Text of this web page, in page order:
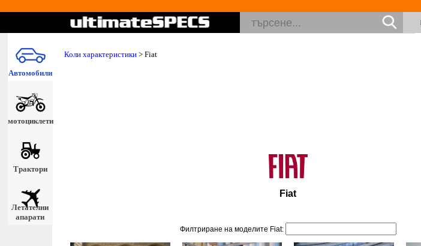
Автомобили
мотоциклети
Трактори
Летателни
апарати
Коли характеристики > Fiat
Fiat
Филтриране на моделите Fiat: